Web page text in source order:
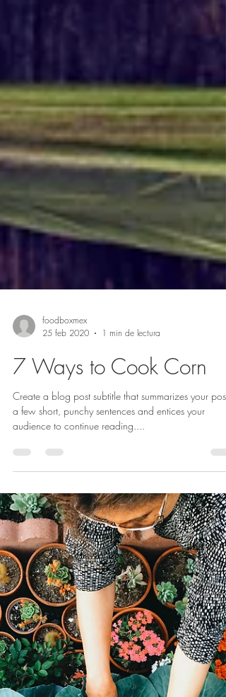
25 feb 2020
1 min de lectura
7 Ways to Cook Corn
Create a blog post subtitle that summarizes your post
audience to continue reading....